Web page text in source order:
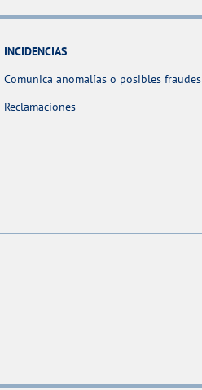
INCIDENCIAS
Comunica anomalías o posibles fraudes
Reclamaciones